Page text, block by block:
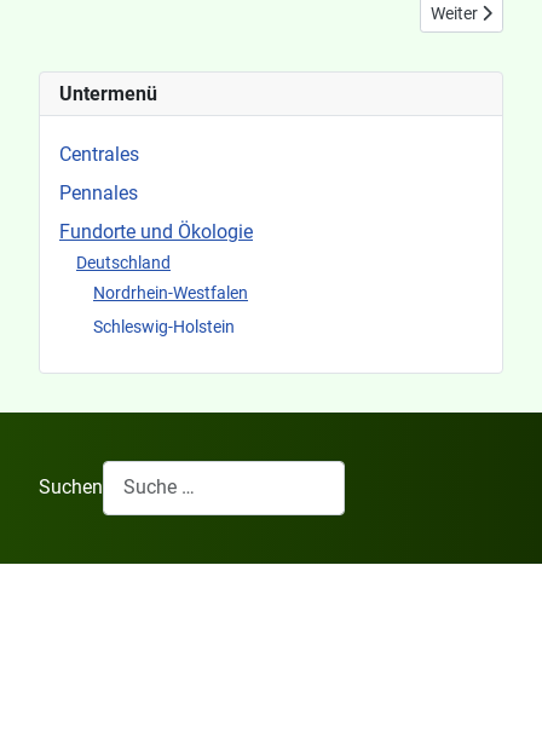
Untermenü
Centrales
Pennales
Fundorte und Ökologie
Deutschland
Nordrhein-Westfalen
Schleswig-Holstein
Nächster
Weiter
Suchen